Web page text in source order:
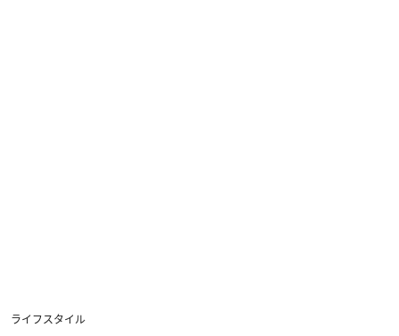
ライフスタイル